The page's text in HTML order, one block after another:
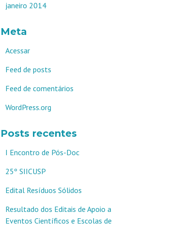
janeiro 2014
Meta
Acessar
Feed de posts
Feed de comentários
WordPress.org
Posts recentes
I Encontro de Pós-Doc
25º SIICUSP
Edital Resíduos Sólidos
Resultado dos Editais de Apoio a
Eventos Científicos e Escolas de